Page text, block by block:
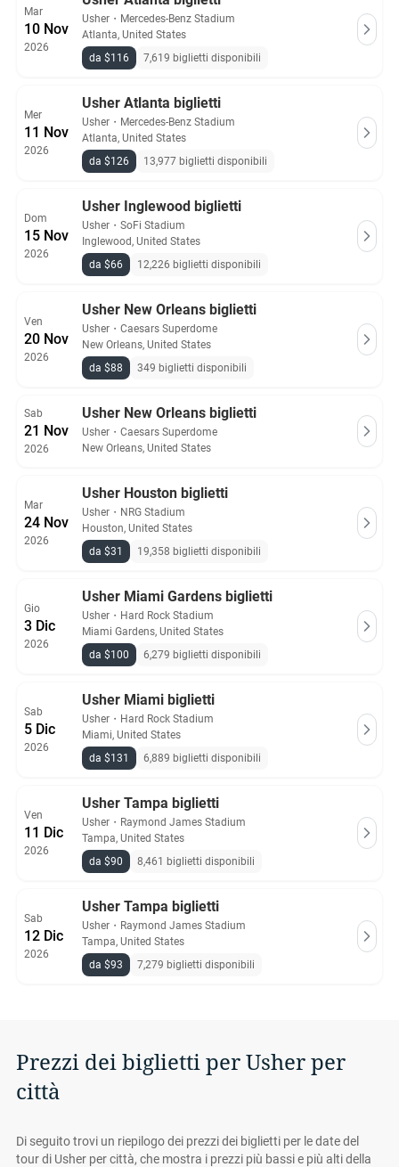
Mar
10 Nov
2026
Usher ・ Mercedes-Benz Stadium
Atlanta, United States
da $116
7,619 biglietti disponibili
Mer
11 Nov
2026
Usher Atlanta biglietti
Usher ・ Mercedes-Benz Stadium
Atlanta, United States
da $126
13,977 biglietti disponibili
Dom
15 Nov
2026
Usher Inglewood biglietti
Usher ・ SoFi Stadium
Inglewood, United States
da $66
12,226 biglietti disponibili
Ven
20 Nov
2026
Usher New Orleans biglietti
Usher ・ Caesars Superdome
New Orleans, United States
da $88
349 biglietti disponibili
Sab
21 Nov
2026
Usher New Orleans biglietti
Usher ・ Caesars Superdome
New Orleans, United States
Mar
24 Nov
2026
Usher Houston biglietti
Usher ・ NRG Stadium
Houston, United States
da $31
19,358 biglietti disponibili
Gio
3 Dic
2026
Usher Miami Gardens biglietti
Usher ・ Hard Rock Stadium
Miami Gardens, United States
da $100
6,279 biglietti disponibili
Sab
5 Dic
2026
Usher Miami biglietti
Usher ・ Hard Rock Stadium
Miami, United States
da $131
6,889 biglietti disponibili
Ven
11 Dic
2026
Usher Tampa biglietti
Usher ・ Raymond James Stadium
Tampa, United States
da $90
8,461 biglietti disponibili
Sab
12 Dic
2026
Usher Tampa biglietti
Usher ・ Raymond James Stadium
Tampa, United States
da $93
7,279 biglietti disponibili
Prezzi dei biglietti per Usher per
città
Di seguito trovi un riepilogo dei prezzi dei biglietti per le date del
tour di Usher per città, che mostra i prezzi più bassi e più alti della